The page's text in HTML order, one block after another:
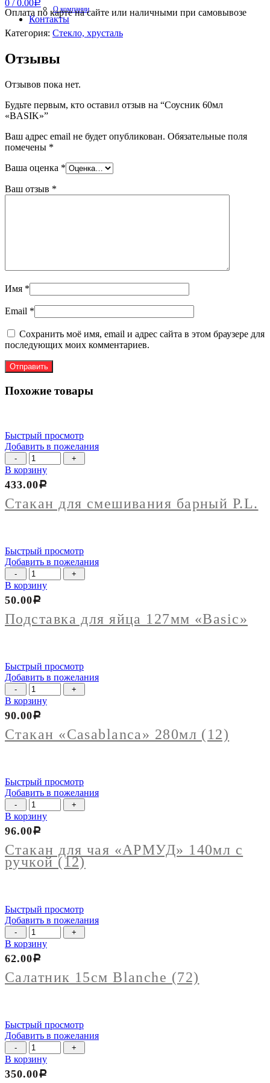
0 / 0.00Р
О компании
Контакты
Оплата по карте на сайте или наличными при самовывозе
Категория: Стекло, хрусталь
Отзывы
Отзывов пока нет.
Будьте первым, кто оставил отзыв на “Соусник 60мл
«BASIK»”
Ваш адрес email не будет опубликован. Обязательные поля
помечены *
Ваша оценка *
Ваш отзыв *
Имя *
Email *
Сохранить моё имя, email и адрес сайта в этом браузере для
последующих моих комментариев.
Похожие товары
Быстрый просмотр
Добавить в пожелания
Количество
товара
Стакан
для
смешивания
барный
В корзину
Стакан для смешивания барный P.L.
433.00Р
Быстрый просмотр
Добавить в пожелания
Количество
товара
Подставка
для
яйца
127мм
В корзину
Подставка для яйца 127мм «Basiс»
50.00Р
Быстрый просмотр
Добавить в пожелания
Количество
товара
Стакан
"Casablanca"
280мл
(12)
В корзину
Стакан «Casablanca» 280мл (12)
90.00Р
Быстрый просмотр
Добавить в пожелания
Количество
товара
Стакан
для
чая
"АРМУД"
140мл
В корзину
Стакан для чая «АРМУД» 140мл с
ручкой (12)
96.00Р
Быстрый просмотр
Добавить в пожелания
Количество
товара
Салатник
15см
Blanche
(72)
В корзину
Салатник 15см Blanche (72)
62.00Р
Быстрый просмотр
Добавить в пожелания
Количество
товара
Менажница
Mina
В корзину
350.00Р